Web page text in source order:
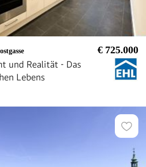
€ 725.000
und Realität - Das
Lebens